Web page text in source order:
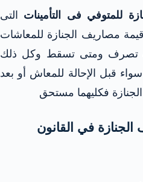
للمتوفي فى التأمينات التى
مصاريف الجنازة للمعاشات
تصرف ومتى تسقط وكل ذلك
قبل الإحالة للمعاش أو بعد
فكليهما مستحق
الجنازة في القانون